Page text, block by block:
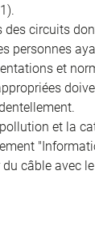
circuits
personnes
et
et la
câble avec